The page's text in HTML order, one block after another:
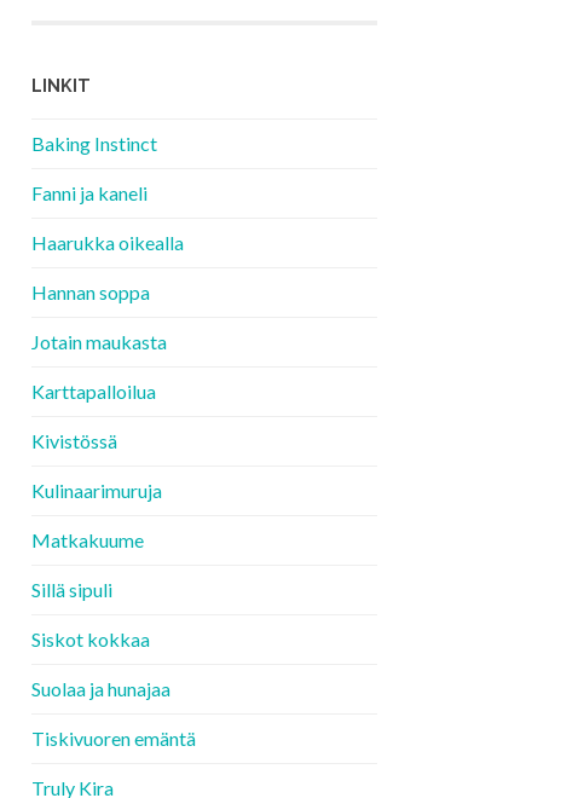
LINKIT
Baking Instinct
Fanni ja kaneli
Haarukka oikealla
Hannan soppa
Jotain maukasta
Karttapalloilua
Kivistössä
Kulinaarimuruja
Matkakuume
Sillä sipuli
Siskot kokkaa
Suolaa ja hunajaa
Tiskivuoren emäntä
Truly Kira